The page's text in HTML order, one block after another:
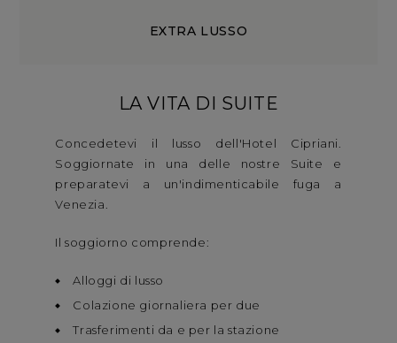
EXTRA LUSSO
LA VITA DI SUITE
Concedetevi il lusso dell'Hotel Cipriani.
Soggiornate in una delle nostre Suite e
preparatevi a un'indimenticabile fuga a
Venezia.
Il soggiorno comprende:
Alloggi di lusso
Colazione giornaliera per due
Trasferimenti da e per la stazione